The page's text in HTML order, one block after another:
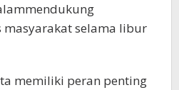
selama libur
memiliki peran penting